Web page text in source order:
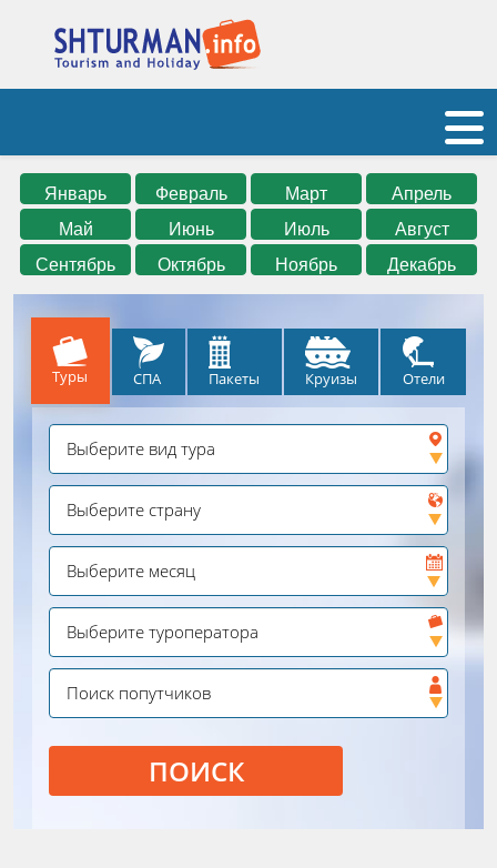
Январь Февраль Март
Апрель
Май
Июнь Июль
Август
Сентябрь
Октябрь Ноябрь Декабрь
Туры СПА Пакеты Круизы Отели
ПОИСК